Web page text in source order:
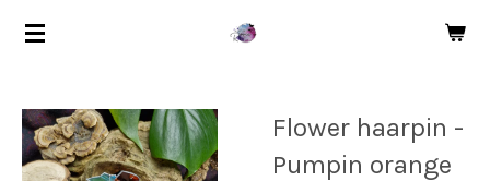
Ga
de
hoofdinhoud
Flower haarpin -
Pumpin orange